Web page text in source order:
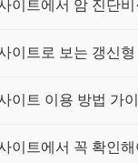
이트에서 암 진단비
이트로 보는 갱신형
이트 이용 방법 가
이트에서 꼭 확인